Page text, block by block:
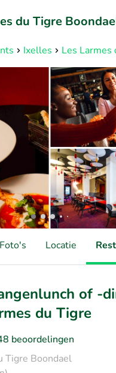
Ixelles Les Larmes
du Tigre
Foto's Locatie
of -
du Tigre
beoordelingen
Tigre Boondael